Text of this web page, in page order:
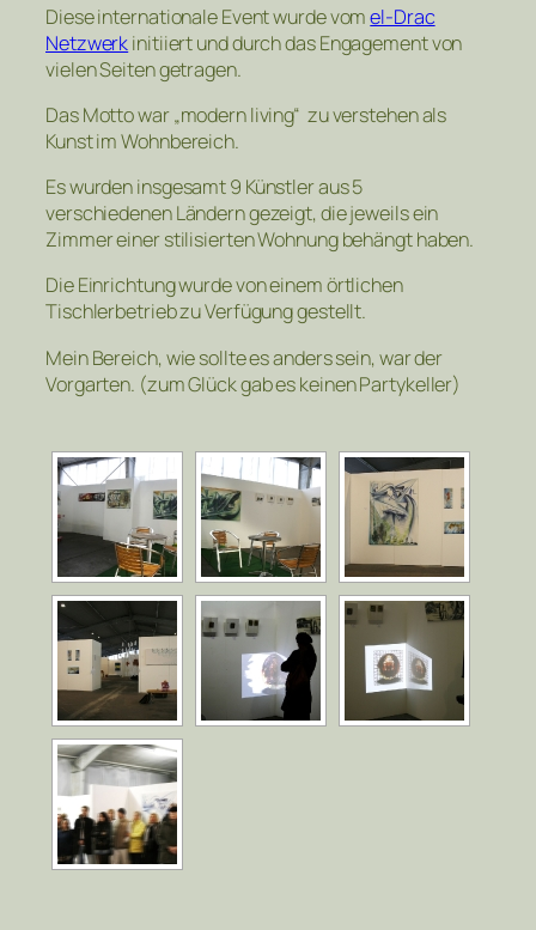
Diese internationale Event wurde vomel-Drac
Netzwerkinitiiert und durch das Engagement von
vielen Seiten getragen.
Das Motto war „modern living“ zu verstehen als
Kunst im Wohnbereich.
Es wurden insgesamt 9 Künstler aus 5
verschiedenen Ländern gezeigt, die jeweils ein
Zimmer einer stilisierten Wohnung behängt haben.
Die Einrichtung wurde von einem örtlichen
Tischlerbetrieb zu Verfügung gestellt.
Mein Bereich, wie sollte es anders sein, war der
Vorgarten. (zum Glück gab es keinen Partykeller)